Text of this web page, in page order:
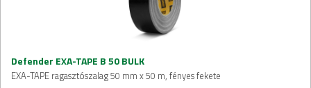
Defender EXA-TAPE B 50 BULK
EXA-TAPE ragasztószalag 50 mm x 50 m, fényes fekete